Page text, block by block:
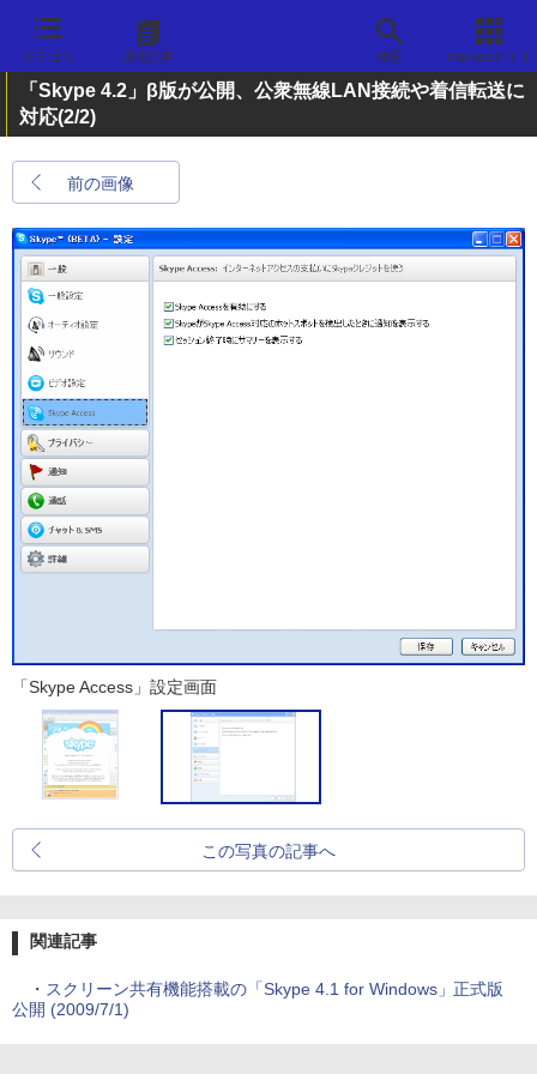
カテゴリ 過去記事 検索 Impressサイト
「Skype 4.2」β版が公開、公衆無線LAN接続や着信転送に
対応(2/2)
前の画像
「Skype Access」設定画面
この写真の記事へ
関連記事
・ スクリーン共有機能搭載の「Skype 4.1 for Windows」正式版
公開 (2009/7/1)